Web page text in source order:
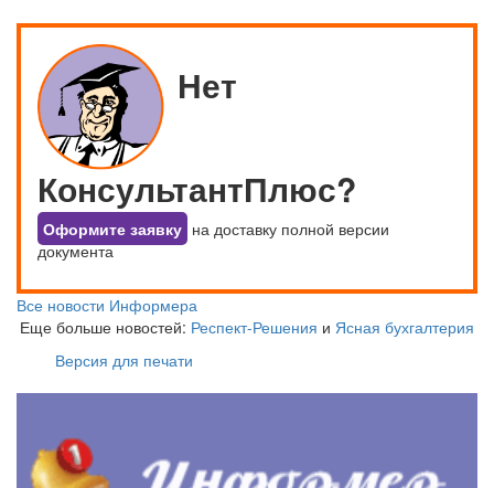
Нет
КонсультантПлюс?
Оформите заявку на доставку полной версии
документа
Все новости Информера
Еще больше новостей: Респект-Решения и Ясная бухгалтерия
Версия для печати